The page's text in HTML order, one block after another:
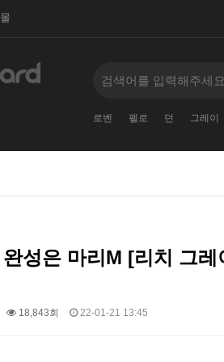
로벤 펠로 던 그레이
성은 마리M [리치 그레
18,843회 22-01-21 13:45